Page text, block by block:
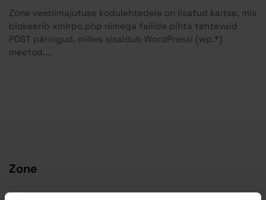
Zone veebimajutuse kodulehtedele on lisatud kaitse, mis
blokeerib xmlrpc.php nimega failide pihta tehtavaid
POST päringud, milles sisaldub WordPressi (wp.*)
meetod....
Zone